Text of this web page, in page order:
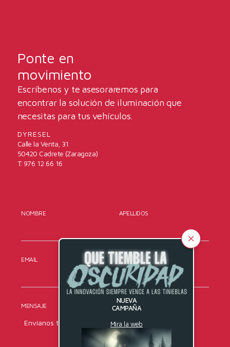
NUEVA
CAMPAÑA
Mira la web
Ponte en
movimiento
Escríbenos y te asesoraremos para
encontrar la solución de iluminación que
necesitas para tus vehículos.
DYRESEL
Calle la Venta, 31
50420 Cadrete (Zaragoza)
T. 976 12 66 16
NOMBRE APELLIDOS
EMAIL TELÉFONO
MENSAJE